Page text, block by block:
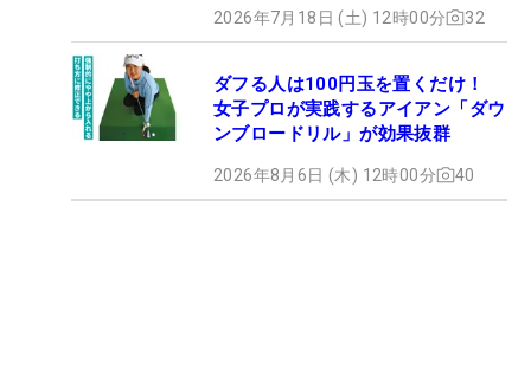
2026年7月18日 (土) 12時00分 32
ダフる人は100円玉を置くだけ！
女子プロが実践するアイアン「ダウ
ンブロードリル」が効果抜群
2026年8月6日 (木) 12時00分 40